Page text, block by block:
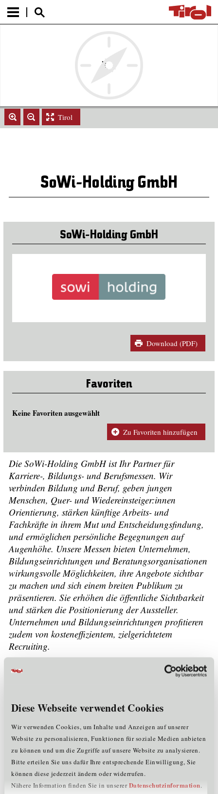
Diese Webseite verwendet Cookies
Wir verwenden Cookies, um Inhalte und Anzeigen auf unserer
Website zu personalisieren, Funktionen für soziale Medien anbieten
zu können und um die Zugriffe auf unsere Website zu analysieren.
Bitte erteilen Sie uns dafür Ihre entsprechende Einwilligung, Sie
können diese jederzeit ändern oder widerrufen.
Nähere Information finden Sie in unsererDatenschutzinformation.
Tirol
SoWi-Holding GmbH
SoWi-Holding GmbH
Download (PDF)
Favoriten
Keine Favoriten ausgewählt
Zu Favoriten hinzufügen
Die SoWi-Holding GmbH ist Ihr Partner für
Karriere-, Bildungs- und Berufsmessen. Wir
verbinden Bildung und Beruf, geben jungen
Menschen, Quer- und Wiedereinsteiger:innen
Orientierung, stärken künftige Arbeits- und
Fachkräfte in ihrem Mut und Entscheidungsfindung,
und ermöglichen persönliche Begegnungen auf
Augenhöhe. Unsere Messen bieten Unternehmen,
Bildungseinrichtungen und Beratungsorganisationen
wirkungsvolle Möglichkeiten, ihre Angebote sichtbar
zu machen und sich einem breiten Publikum zu
präsentieren. Sie erhöhen die öffentliche Sichtbarkeit
und stärken die Positionierung der Aussteller.
Unternehmen und Bildungseinrichtungen profitieren
zudem von kosteneffizientem, zielgerichtetem
Recruiting.
Unternehmensdaten
Firmenbuchnummer:
573849x
Mitglied im Cluster:
Märkte & Exportländer
Österreich